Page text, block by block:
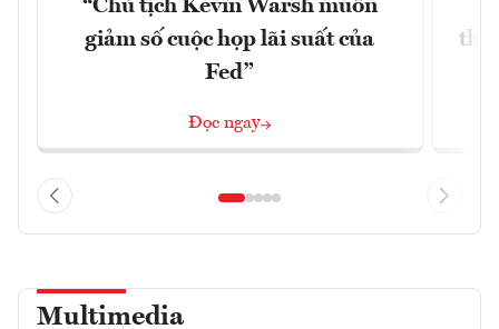
“Chủ tịch Kevin Warsh muốn
giảm số cuộc họp lãi suất của
Fed”
Đọc ngay
Multimedia